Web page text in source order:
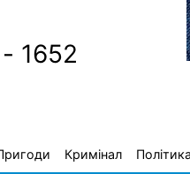
1652
Кримінал Політика